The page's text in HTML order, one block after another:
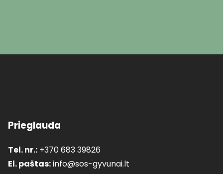
Prieglauda
Tel. nr.: +370 683 39826
El. paštas:info@sos-gyvunai.lt